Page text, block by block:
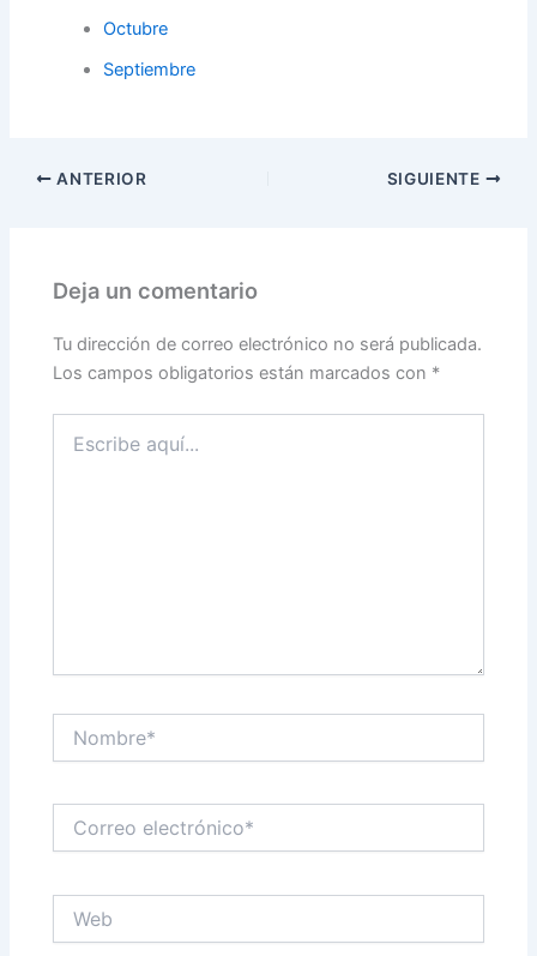
Octubre
Septiembre
ANTERIOR SIGUIENTE
Deja un comentario
Tu dirección de correo electrónico no será publicada.
Los campos obligatorios están marcados con *
aquí...
electrónico*